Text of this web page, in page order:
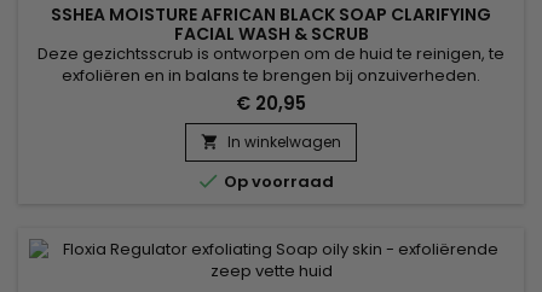
SSHEA MOISTURE AFRICAN BLACK SOAP CLARIFYING
FACIAL WASH & SCRUB
Deze gezichtsscrub is ontworpen om de huid te reinigen, te
exfoliëren en in balans te brengen bij onzuiverheden.
Geformuleerd met Afrikaanse Zwarte Zeep verwijdert de
African Black Soap Clarifying Facial Wash & Scrub
onzuiverheden, vermindert overtollig talg en verfijnt de
huidtextuur. Verrijkt met tamarinde-extract en tea tree olie,
kalmeert deze...
€ 20,95
 In winkelwagen
 Op voorraad